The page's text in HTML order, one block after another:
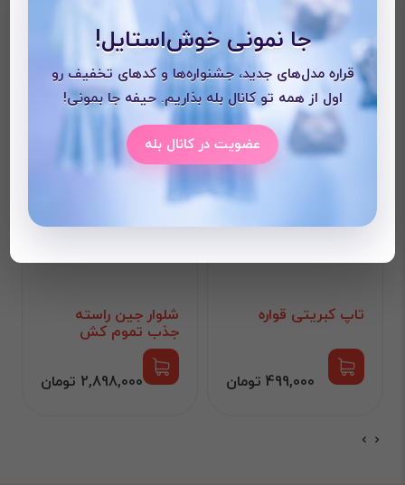
با این محصول خریداری می
شود
تاپ کبریتی قواره
499,000 تومان
شلوار جین راسته
جذب تموم کش
2,898,000 تومان
جا نمونی خوش‌استایل!
قراره مدل‌های جدید، جشنواره‌ها و کدهای تخفیف رو
اول از همه تو کانال بله بذاریم. حیفه جا بمونی!
عضویت در کانال بله